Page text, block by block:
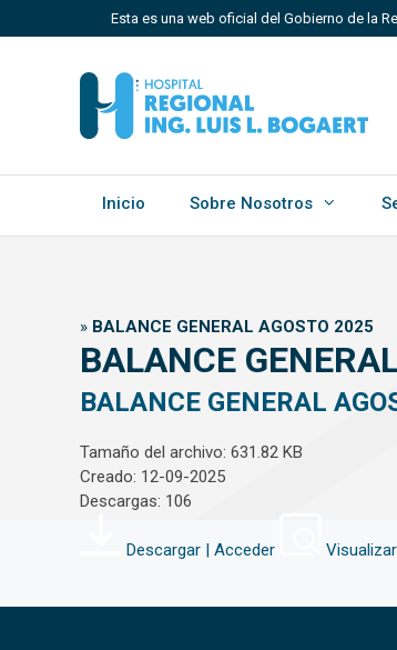
al
Esta es una web oficial del Gobierno de la
Un sitio .gob.do, .gov.do o .mil.do
Estado dominicano.
Inicio Sobre Nosotros
» BALANCE GENERAL AGOSTO 2025
BALANCE
BALANCE GENERAL
Tamaño del archivo: 631.82 KB
Creado: 12-09-2025
Descargas: 106
Descargar | Acceder Visualizar